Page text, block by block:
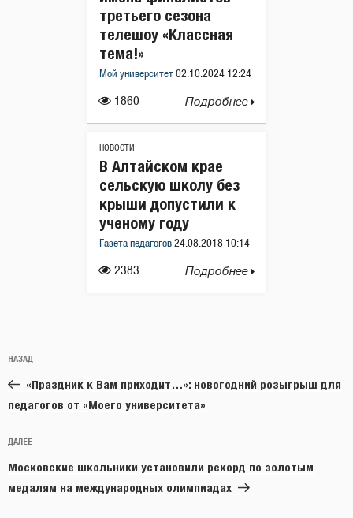
1860
третьего сезона
телешоу «Классная
тема!»
Мой университет 02.10.2024 12:24
Подробнее
НОВОСТИ
2383
В Алтайском крае
сельскую школу без
крыши допустили к
ученому году
Газета педагогов 24.08.2018 10:14
Подробнее
по
записям
Предыдущая
запись:
НАЗАД
«Праздник к Вам приходит…»: новогодний розыгрыш для
педагогов от «Моего университета»
Следующая
запись
ДАЛЕЕ
Московские школьники установили рекорд по золотым
медалям на международных олимпиадах